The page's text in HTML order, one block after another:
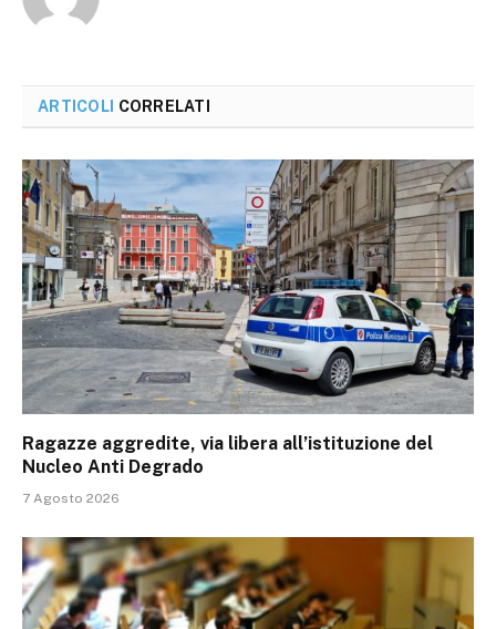
ARTICOLI CORRELATI
Ragazze aggredite, via libera all’istituzione del
Nucleo Anti Degrado
7 Agosto 2026